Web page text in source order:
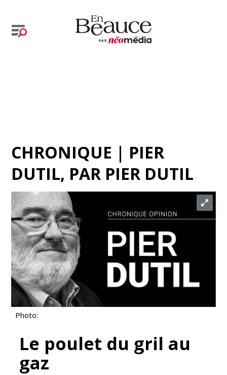
CHRONIQUE | PIER
DUTIL, PAR PIER DUTIL
Photo:
Le poulet du gril au
gaz